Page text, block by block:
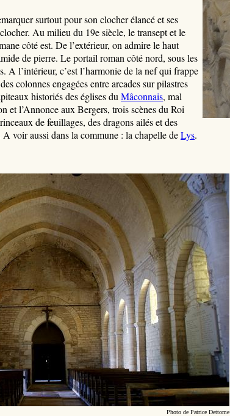
surtout pour son clocher élancé et ses
Au milieu du 19e siècle, le transept et le
côté est. De l’extérieur, on admire le haut
de pierre. Le portail roman côté nord, sous les
A l’intérieur, c’est l’harmonie de la nef qui frappe
colonnes engagées entre arcades sur pilastres
historiés des églises du Mâconnais, mal
et l’Annonce aux Bergers, trois scènes du Roi
de feuillages, des dragons ailés et des
voir aussi dans la commune : la chapelle deLys.
Photo de Patrice Dettome